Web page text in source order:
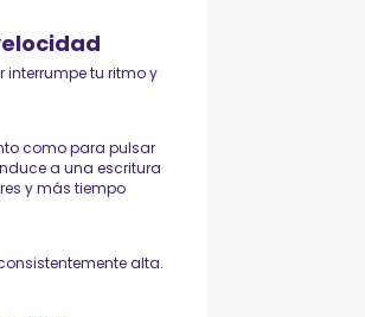
interrumpe tu ritmo y
como para pulsar
a una escritura
y más tiempo
alta.